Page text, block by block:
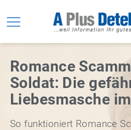
Romance
Soldat: Die
Liebesmasche
So funktioniert Romance